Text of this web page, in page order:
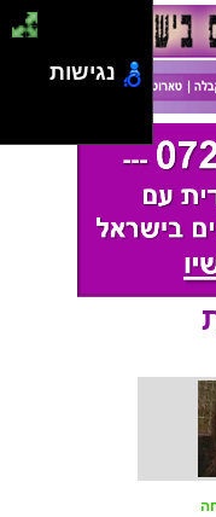
נגישות